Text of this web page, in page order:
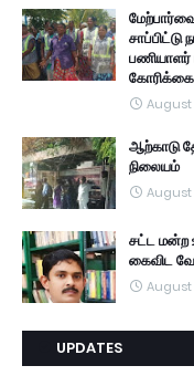
பணியாளர்
August
ஆற்காடு
நிலையம்
August
சட்ட மன்ற
கைவிட
August
UPDATES